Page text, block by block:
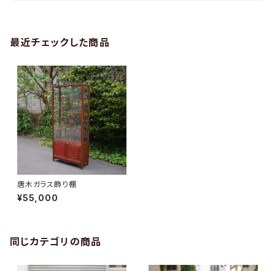
最近チェックした商品
唐木ガラス飾り棚
¥55,000
同じカテゴリの商品